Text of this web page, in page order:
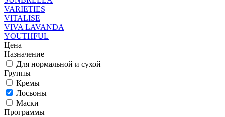
VARIETIES
VITALISE
VIVA LAVANDA
YOUTHFUL
Цена
Назначение
Для нормальной и сухой
Группы
Кремы
Лосьоны
Маски
Программы